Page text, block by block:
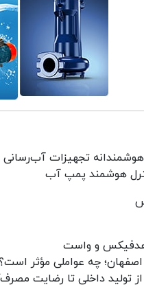
هوشمندانه تجهیزات
هوشمند پمپ آب
هدفیکس و واست
چه عواملی مؤثر
تولید داخلی تا رضایت